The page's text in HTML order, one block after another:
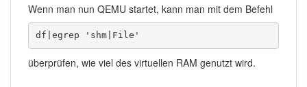
Wenn man nun QEMU startet, kann man mit dem Befehl
df|egrep 'shm|File'
überprüfen, wie viel des virtuellen RAM genutzt wird.